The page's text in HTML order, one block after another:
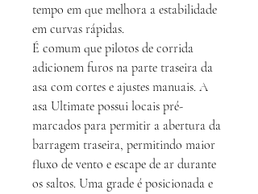
tempo em que melhora a estabilidade
em curvas rápidas.
É comum que pilotos de corrida
adicionem furos na parte traseira da
asa com cortes e ajustes manuais. A
asa Ultimate possui locais pré-
marcados para permitir a abertura da
barragem traseira, permitindo maior
fluxo de vento e escape de ar durante
os saltos. Uma grade é posicionada e